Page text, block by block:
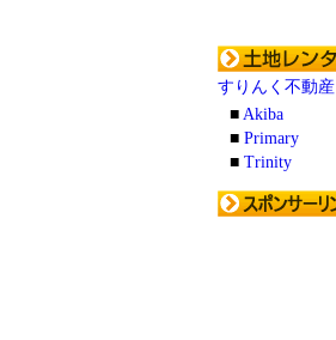
すりんく不動産
■ Akiba
■ Primary
■ Trinity